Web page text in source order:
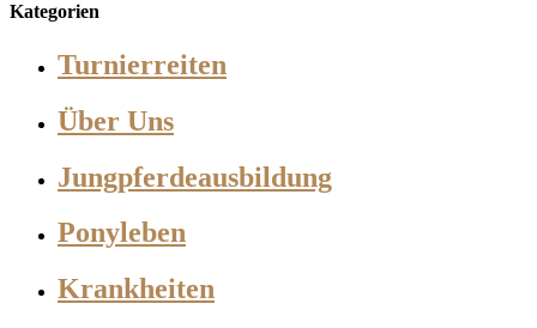
Kategorien
Turnierreiten
Über Uns
Jungpferdeausbildung
Ponyleben
Krankheiten